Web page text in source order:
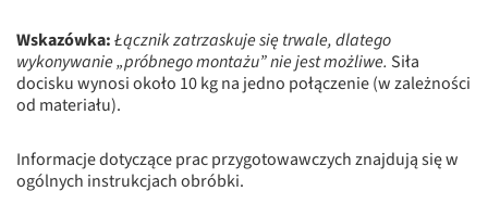
Wskazówka:Łącznik zatrzaskuje się trwale, dlatego
wykonywanie „próbnego montażu” nie jest możliwe. Siła
docisku wynosi około 10 kg na jedno połączenie (w zależności
od materiału).
Informacje dotyczące prac przygotowawczych znajdują się w
ogólnych instrukcjach obróbki.